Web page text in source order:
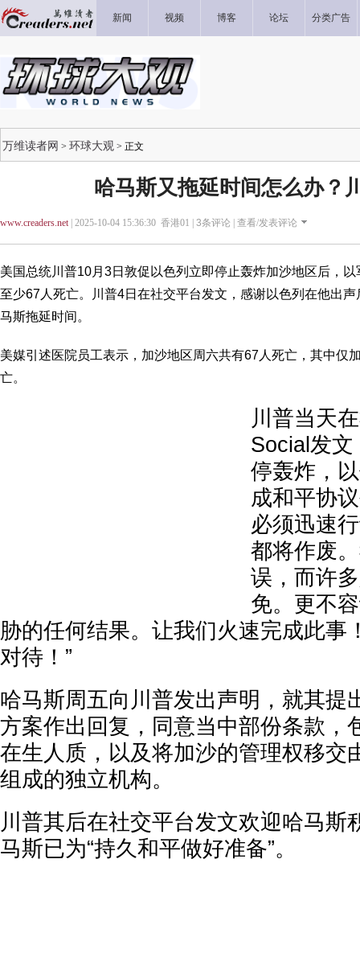
新闻 视频 博客 论坛 分类广告
万维读者网 > 环球大观 > 正文
哈马斯又拖延时间怎么办？
www.creaders.net| 2025-10-04 15:36:30 香港01 | 3条评论 | 查看/发表评论
美国总统川普10月3日敦促以色列立即停止轰炸加沙地区后，
至少67人死亡。川普4日在社交平台发文，感谢以色列在他出
马斯拖延时间。
美媒引述医院员工表示，加沙地区周六共有67人死亡，其中仅
亡。
川普当天
Social发文
停轰炸，
成和平协
必须迅速
都将作废
误，而许
免。更不
胁的任何结果。让我们火速完成此事
对待！”
哈马斯周五向川普发出声明，就其提
方案作出回复，同意当中部份条款，
在生人质，以及将加沙的管理权移交
组成的独立机构。
川普其后在社交平台发文欢迎哈马斯
马斯已为“持久和平做好准备”。